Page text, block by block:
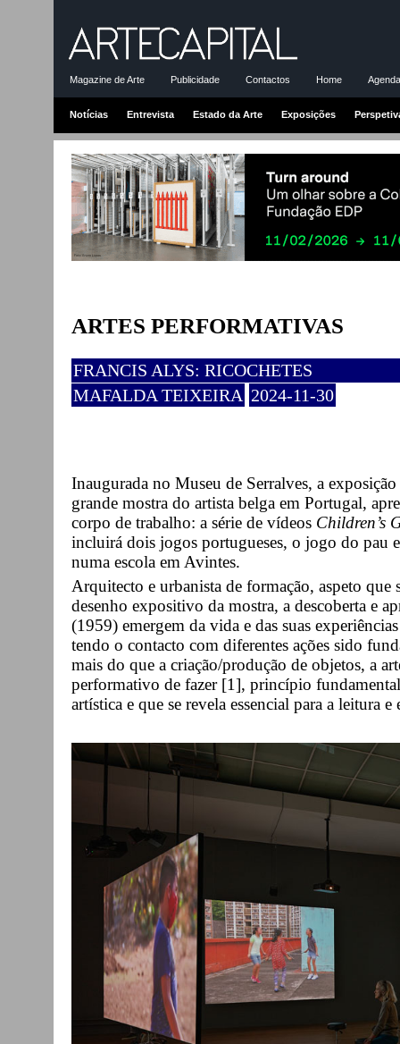
Magazine de Arte Publicidade Contactos Home
Notícias Entrevista Estado da Arte Exposições
ARTES PERFORMATIVAS
FRANCIS ALYS: RICOCHETES
MAFALDA TEIXEIRA 2024-11-30
Inaugurada no Museu de Serralves, a exposição
grande mostra do artista belga em Portugal,
corpo de trabalho: a série de vídeos Children’s
incluirá dois jogos portugueses, o jogo do pau
numa escola em Avintes.
Arquitecto e urbanista de formação, aspeto que
desenho expositivo da mostra, a descoberta e
(1959) emergem da vida e das suas
tendo o contacto com diferentes ações sido
mais do que a criação/produção de objetos, a
performativo de fazer [1], princípio
artística e que se revela essencial para a leitura